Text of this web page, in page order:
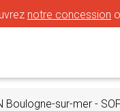
notre concession
Boulogne-sur-mer -